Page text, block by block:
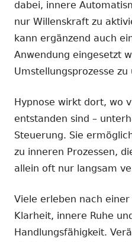
dabei, innere
nur Willenskraft zu
kann ergänzend auch
Anwendung eingesetzt
Umstellungsprozesse
Hypnose wirkt dort, wo
entstanden sind –
Steuerung. Sie
zu inneren Prozessen,
allein oft nur langsam
Viele erleben nach
Klarheit, innere Ruhe
Handlungsfähigkeit.